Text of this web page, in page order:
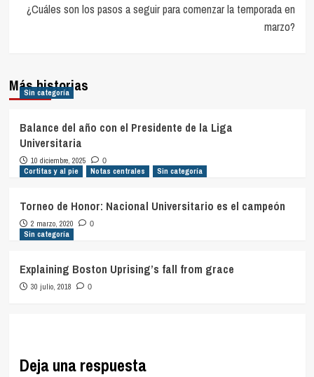
¿Cuáles son los pasos a seguir para comenzar la temporada en
marzo?
Más historias
Sin categoría
Balance del año con el Presidente de la Liga
Universitaria
10 diciembre, 2025 0
Cortitas y al pie Notas centrales Sin categoría
Torneo de Honor: Nacional Universitario es el campeón
2 marzo, 2020 0
Sin categoría
Explaining Boston Uprising’s fall from grace
30 julio, 2018 0
Deja una respuesta